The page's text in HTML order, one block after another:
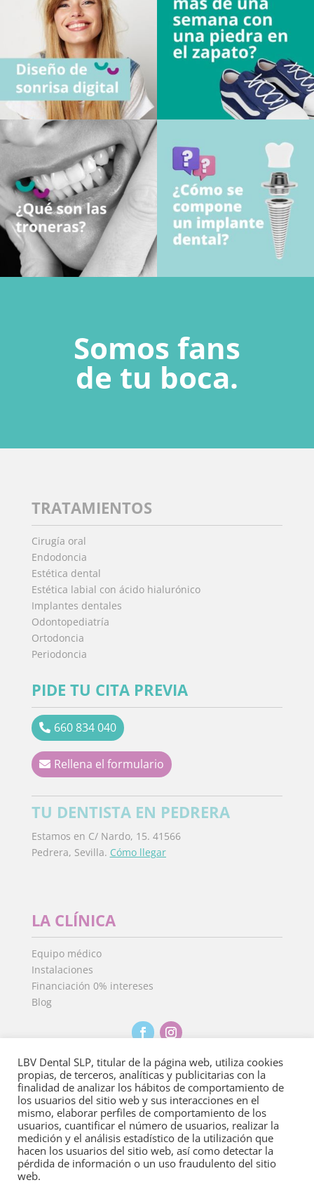
Somos fans
de tu boca.
TRATAMIENTOS
Cirugía oral
Endodoncia
Estética dental
Estética labial con ácido hialurónico
Implantes dentales
Odontopediatría
Ortodoncia
Periodoncia
PIDE TU CITA PREVIA
660 834 040
Rellena el formulario
TU DENTISTA EN PEDRERA
Estamos en C/ Nardo, 15. 41566
Pedrera, Sevilla. Cómo llegar
LA CLÍNICA
Equipo médico
Instalaciones
Financiación 0% intereses
Blog
Aviso Legal·Política de Privacidad·Política de
cookies
Copyright 2022©Clínica Dental Isdent. Todos los derechos
reservados.
LBV Dental SLP, titular de la página web, utiliza cookies
propias, de terceros, analíticas y publicitarias con la
finalidad de analizar los hábitos de comportamiento de
los usuarios del sitio web y sus interacciones en el
mismo, elaborar perfiles de comportamiento de los
usuarios, cuantificar el número de usuarios, realizar la
medición y el análisis estadístico de la utilización que
hacen los usuarios del sitio web, así como detectar la
pérdida de información o un uso fraudulento del sitio
web.